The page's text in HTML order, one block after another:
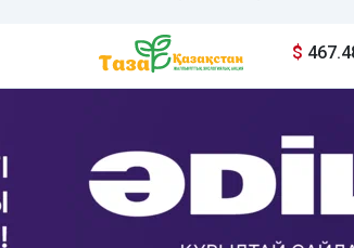
$